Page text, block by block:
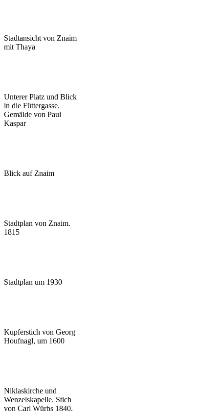
Stadtansicht von Znaim
mit Thaya
Unterer Platz und Blick
in die Füttergasse.
Gemälde von Paul
Kaspar
Blick auf Znaim
Stadtplan von Znaim.
1815
Stadtplan um 1930
Kupferstich von Georg
Houfnagl, um 1600
Niklaskirche und
Wenzelskapelle. Stich
von Carl Würbs 1840.